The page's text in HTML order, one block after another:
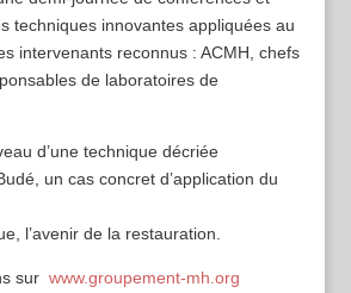
techniques innovantes appliquées au
intervenants reconnus : ACMH, chefs
de laboratoires de
d’une technique décriée
un cas concret d’application du
l’avenir de la restauration.
sur www.groupement-mh.org